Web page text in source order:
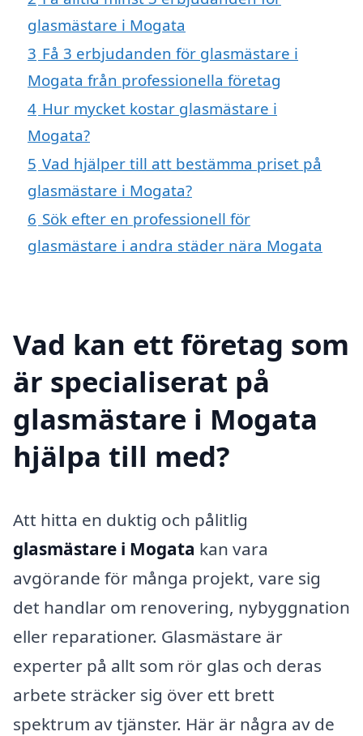
glasmästare i Mogata
3 Få 3 erbjudanden för glasmästare i
Mogata från professionella företag
4 Hur mycket kostar glasmästare i
Mogata?
5 Vad hjälper till att bestämma priset på
glasmästare i Mogata?
6 Sök efter en professionell för
glasmästare i andra städer nära Mogata
Vad kan ett företag som
är specialiserat på
glasmästare i Mogata
hjälpa till med?
Att hitta en duktig och pålitlig
glasmästare i Mogata kan vara
avgörande för många projekt, vare sig
det handlar om renovering, nybyggnation
eller reparationer. Glasmästare är
experter på allt som rör glas och deras
arbete sträcker sig över ett brett
spektrum av tjänster. Här är några av de